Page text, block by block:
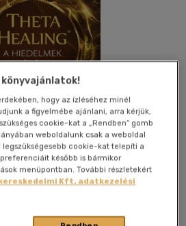
adom Megosztom
hogy az ízléséhez minél
a figyelmébe ajánlani, arra kérjük,
cookie-kat a „Rendben” gomb
weboldalunk csak a weboldal
cookie-kat telepíti a
később is bármikor
menüpontban. További részletekért
Kft. adatkezelési